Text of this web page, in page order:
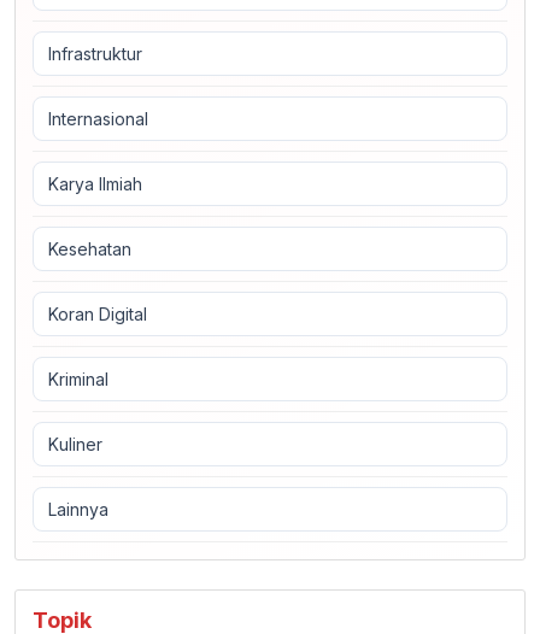
Infrastruktur
Internasional
Karya Ilmiah
Kesehatan
Koran Digital
Kriminal
Kuliner
Lainnya
Topik